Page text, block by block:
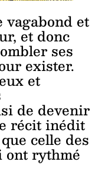
et
et donc
ses
exister.
et
de devenir
récit inédit
celle des
ont rythmé